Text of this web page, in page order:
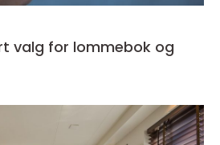
valg for lommebok og